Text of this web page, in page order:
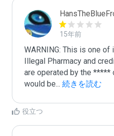
15年前
WARNING: This is one of
Illegal Pharmacy and
are operated by the *****
would be... 続きを読む
役立つ